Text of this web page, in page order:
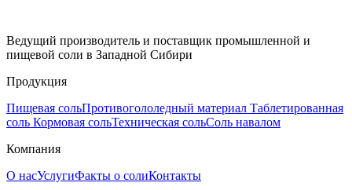
Ведущий производитель и поставщик промышленной и
пищевой соли в Западной Сибири
Продукция
Пищевая сольПротивогололедный материал Таблетированная
соль Кормовая сольТехническая сольСоль навалом
Компания
О насУслугиФакты о солиКонтакты